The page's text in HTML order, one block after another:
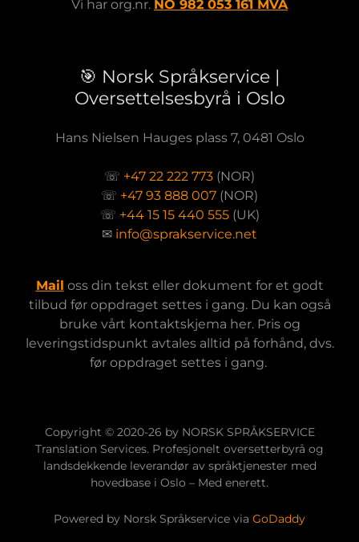
Vi har org.nr. NO 982 053 161 MVA
🎯 Norsk Språkservice |
Oversettelsesbyrå i Oslo
Hans Nielsen Hauges plass 7, 0481 Oslo
☏ +47 22 222 773 (NOR)
☏ +47 93 888 007 (NOR)
☏ +44 15 15 440 555(UK)
✉ info@sprakservice.net
Mail oss din tekst eller dokument for et godt
tilbud før oppdraget settes i gang. Du kan også
bruke vårt kontaktskjema her. Pris og
leveringstidspunkt avtales alltid på forhånd, dvs.
før oppdraget settes i gang.
Copyright © 2020-26 by NORSK SPRÅKSERVICE
Translation Services. Profesjonelt oversetterbyrå og
landsdekkende leverandør av språktjenester med
hovedbase i Oslo – Med enerett.
Powered by Norsk Språkservice via GoDaddy